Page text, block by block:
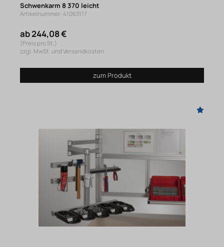
Schwenkarm 8 370 leicht
Artikelnummer: 41063117
ab 244,08 €
(Preis pro St.)
zzgl. MwSt. und Versandkosten
zum Produkt